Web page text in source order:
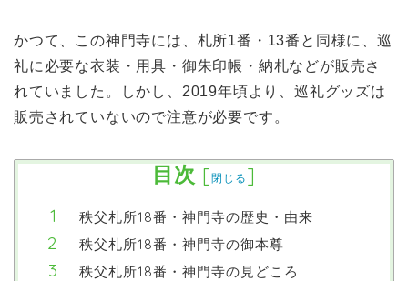
かつて、この神門寺には、札所1番・13番と同様に、巡
礼に必要な衣装・用具・御朱印帳・納札などが販売さ
れていました。しかし、2019年頃より、巡礼グッズは
販売されていないので注意が必要です。
目次 [閉じる ]
秩父札所18番・神門寺の歴史・由来
秩父札所18番・神門寺の御本尊
秩父札所18番・神門寺の見どころ